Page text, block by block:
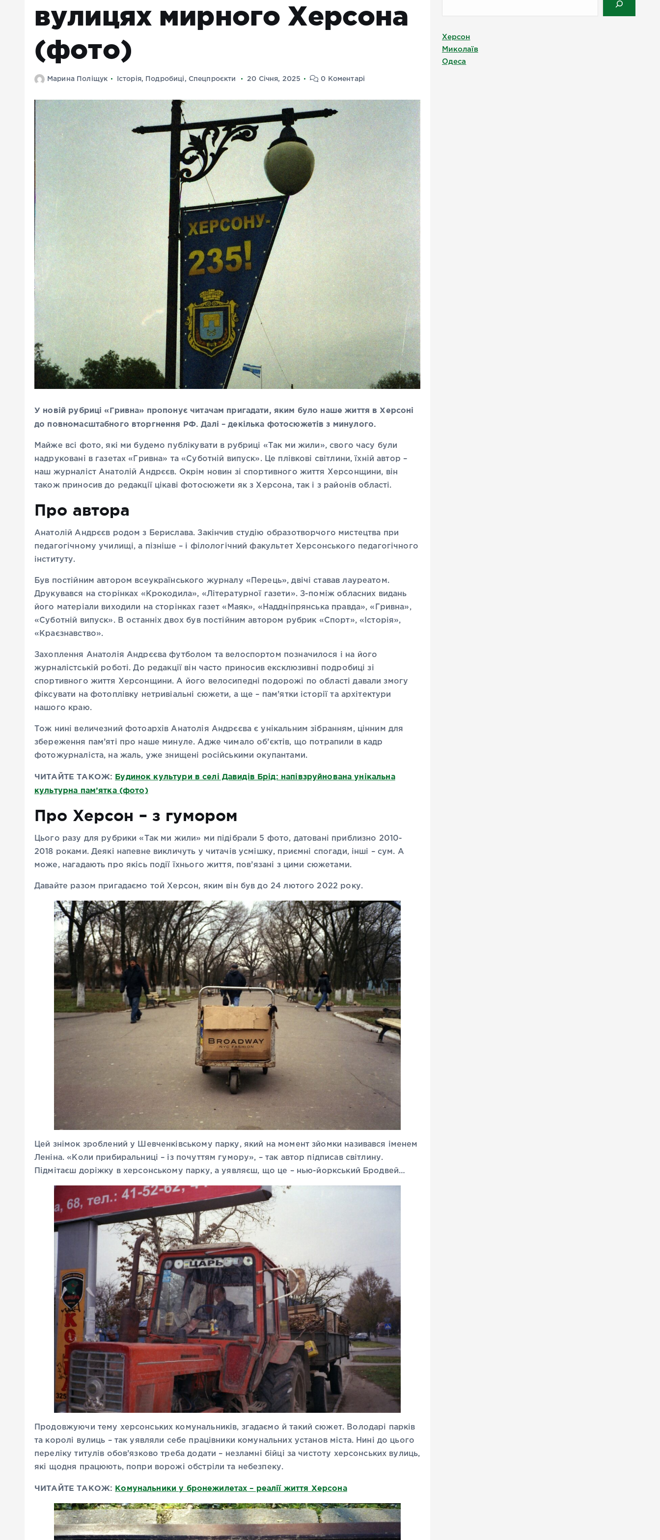
вулицях мирного Херсона
(фото)
Марина Поліщук Історія, Подробиці , Спецпроєкти 20 Січня, 2025 0 Коментарі
У новій рубриці «Гривна» пропонує читачам пригадати, яким було наше життя в Херсоні
до повномасштабного вторгнення РФ. Далі – декілька фотосюжетів з минулого.
Майже всі фото, які ми будемо публікувати в рубриці «Так ми жили», свого часу були
надруковані в газетах «Гривна» та «Суботній випуск». Це плівкові світлини, їхній автор –
наш журналіст Анатолій Андрєєв. Окрім новин зі спортивного життя Херсонщини, він
також приносив до редакції цікаві фотосюжети як з Херсона, так і з районів області.
Про автора
Анатолій Андрєєв родом з Берислава. Закінчив студію образотворчого мистецтва при
педагогічному училищі, а пізніше – і філологічний факультет Херсонського педагогічного
інституту.
Був постійним автором всеукраїнського журналу «Перець», двічі ставав лауреатом.
Друкувався на сторінках «Крокодила», «Літературної газети». З-поміж обласних видань
його матеріали виходили на сторінках газет «Маяк», «Наддніпрянська правда», «Гривна»,
«Суботній випуск». В останніх двох був постійним автором рубрик «Спорт», «Історія»,
«Краєзнавство».
Захоплення Анатолія Андрєєва футболом та велоспортом позначилося і на його
журналістській роботі. До редакції він часто приносив ексклюзивні подробиці зі
спортивного життя Херсонщини. А його велосипедні подорожі по області давали змогу
фіксувати на фотоплівку нетривіальні сюжети, а ще – пам’ятки історії та архітектури
нашого краю.
Тож нині величезний фотоархів Анатолія Андрєєва є унікальним зібранням, цінним для
збереження пам’яті про наше минуле. Адже чимало об’єктів, що потрапили в кадр
фотожурналіста, на жаль, уже знищені російськими окупантами.
ЧИТАЙТЕ ТАКОЖ: Будинок культури в селі Давидів Брід: напівзруйнована унікальна
культурна пам’ятка (фото)
Про Херсон – з гумором
Цього разу для рубрики «Так ми жили» ми підібрали 5 фото, датовані приблизно 2010-
2018 роками. Деякі напевне викличуть у читачів усмішку, приємні спогади, інші – сум. А
може, нагадають про якісь події їхнього життя, пов’язані з цими сюжетами.
Давайте разом пригадаємо той Херсон, яким він був до 24 лютого 2022 року.
Цей знімок зроблений у Шевченківському парку, який на момент зйомки називався іменем
Леніна. «Коли прибиральниці – із почуттям гумору», – так автор підписав світлину.
Підмітаєш доріжку в херсонському парку, а уявляєш, що це – нью-йоркський Бродвей…
Продовжуючи тему херсонських комунальників, згадаємо й такий сюжет. Володарі парків
та королі вулиць – так уявляли себе працівники комунальних установ міста. Нині до цього
переліку титулів обов’язково треба додати – незламні бійці за чистоту херсонських вулиць,
які щодня працюють, попри ворожі обстріли та небезпеку.
ЧИТАЙТЕ ТАКОЖ: Комунальники у бронежилетах – реалії життя Херсона
Херсон
Миколаїв
Одеса